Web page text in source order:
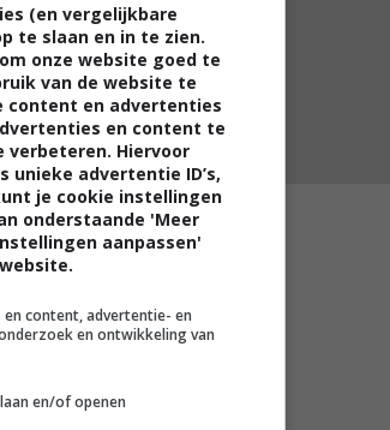
(en vergelijkbare
te slaan en in te zien.
onze website goed te
van de website te
content en advertenties
en content te
verbeteren. Hiervoor
unieke advertentie ID’s,
je cookie instellingen
onderstaande 'Meer
aanpassen'
content, advertentie- en
en ontwikkeling van
en/of openen